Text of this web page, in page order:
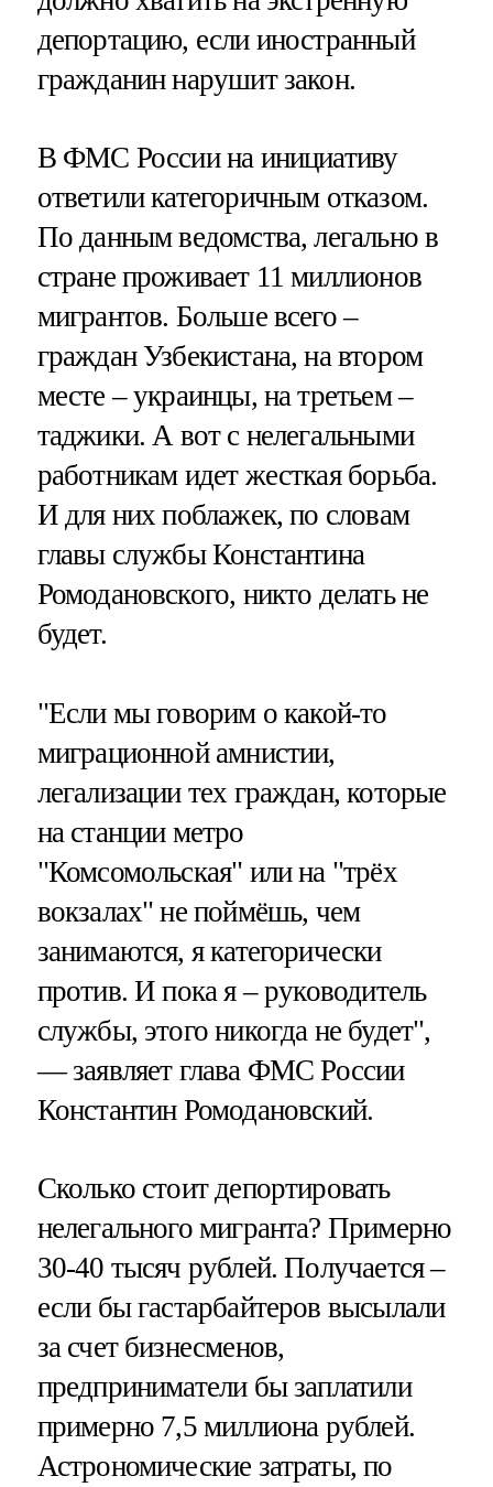
депортацию, если иностранный
гражданин нарушит закон.
В ФМС России на инициативу
ответили категоричным отказом.
По данным ведомства, легально в
стране проживает 11 миллионов
мигрантов. Больше всего –
граждан Узбекистана, на втором
месте – украинцы, на третьем –
таджики. А вот с нелегальными
работникам идет жесткая борьба.
И для них поблажек, по словам
главы службы Константина
Ромодановского, никто делать не
будет.
"Если мы говорим о какой-то
миграционной амнистии,
легализации тех граждан, которые
на станции метро
"Комсомольская" или на "трёх
вокзалах" не поймёшь, чем
занимаются, я категорически
против. И пока я – руководитель
службы, этого никогда не будет",
— заявляет глава ФМС России
Константин Ромодановский.
Сколько стоит депортировать
нелегального мигранта? Примерно
30-40 тысяч рублей. Получается –
если бы гастарбайтеров высылали
за счет бизнесменов,
предприниматели бы заплатили
примерно 7,5 миллиона рублей.
Астрономические затраты, по